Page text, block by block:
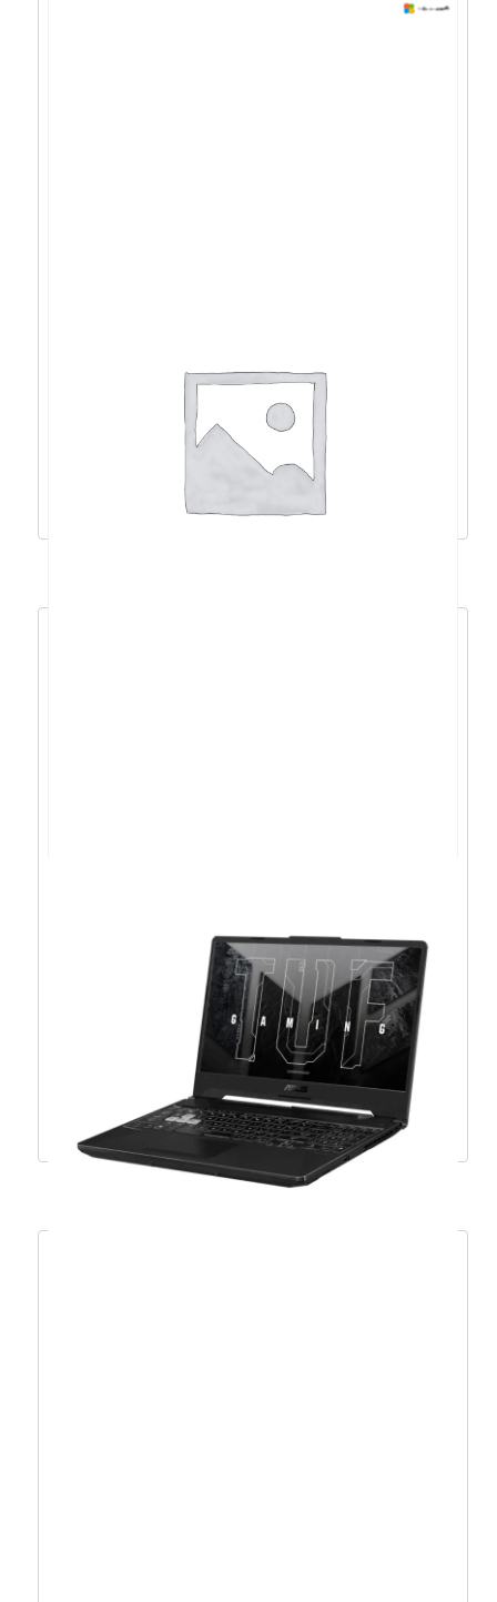
Lenovo E14 Gen6 U5-
125U/32GB/1TB/IntHD/14”/W11P –
21M7000KSC
1.463,96€ 1.317,57
Acer Aspire 3 i7-
1255U/16GB/512GB/15,6″FHD/DOS –
NX.K6SEX.01P
723,94 651,54
Dodaj u košaricu